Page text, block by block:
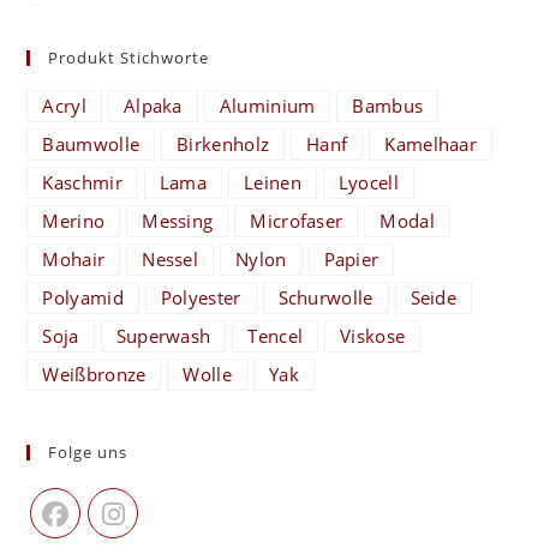
Produkt Stichworte
Acryl Alpaka Aluminium
Bambus
Baumwolle
Birkenholz Hanf
Kamelhaar
Kaschmir
Lama Leinen
Lyocell
Merino
Messing Microfaser
Modal
Mohair
Nessel Nylon
Papier
Polyamid
Polyester Schurwolle
Seide
Soja
Superwash Tencel
Viskose
Weißbronze
Wolle Yak
Folge uns